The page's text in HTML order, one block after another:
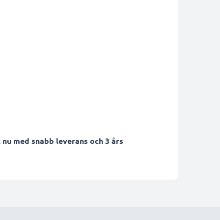
med snabb leverans och 3 års